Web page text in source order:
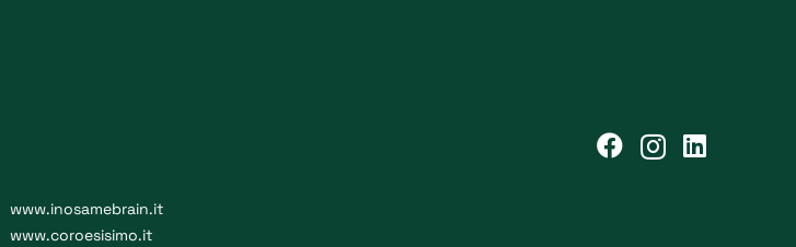
www.inosamebrain.it
www.coroesisimo.it